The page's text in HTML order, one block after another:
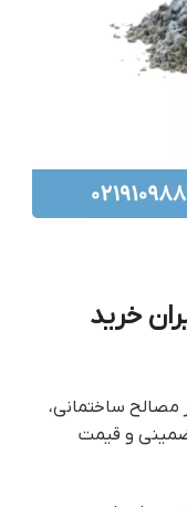
خرید
مصالح ساختمانی،
تضمینی و قیمت